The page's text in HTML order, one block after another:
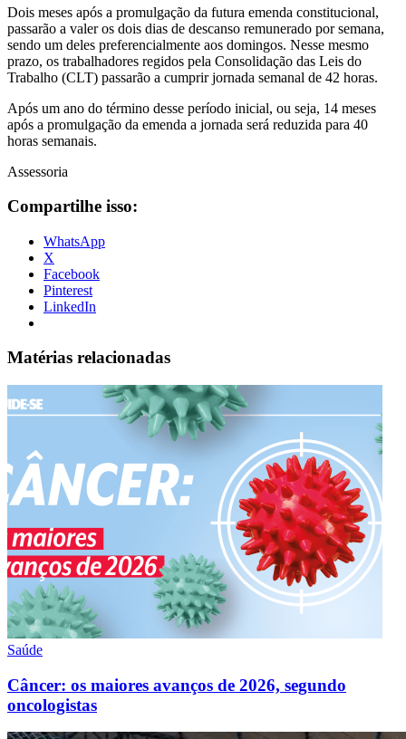
Dois meses após a promulgação da futura emenda constitucional,
passarão a valer os dois dias de descanso remunerado por semana,
sendo um deles preferencialmente aos domingos. Nesse mesmo
prazo, os trabalhadores regidos pela Consolidação das Leis do
Trabalho (CLT) passarão a cumprir jornada semanal de 42 horas.
Após um ano do término desse período inicial, ou seja, 14 meses
após a promulgação da emenda a jornada será reduzida para 40
horas semanais.
Assessoria
Compartilhe isso:
WhatsApp
X
Facebook
Pinterest
LinkedIn
Matérias relacionadas
Saúde
Câncer: os maiores avanços de 2026, segundo
oncologistas